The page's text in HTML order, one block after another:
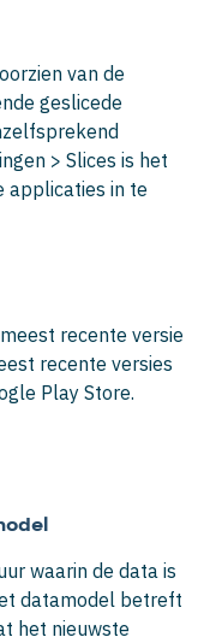
van de
geslicede
> Slices is het
applicaties in te
recente versie
recente versies
Play Store.
waarin de data is
datamodel betreft
het nieuwste